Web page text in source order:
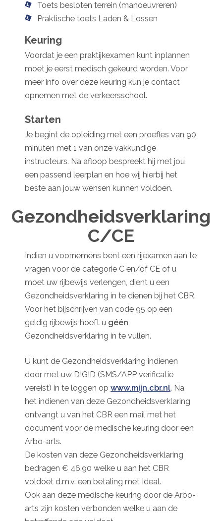
Toets besloten terrein (manoeuvreren)
Praktische toets Laden & Lossen
Keuring
Voordat je een praktijkexamen kunt inplannen
moet je eerst medisch gekeurd worden. Voor
meer info over deze keuring kun je contact
opnemen met de verkeersschool.
Starten
Je begint de opleiding met een proefles van 90
minuten met 1 van onze vakkundige
instructeurs. Na afloop bespreekt hij met jou
een passend leerplan en hoe wij hierbij het
beste aan jouw wensen kunnen voldoen.
Gezondheidsverklaring
C/CE
Indien u voornemens bent een rijexamen aan te
vragen voor de categorie C en/of CE of u
moet uw rijbewijs verlengen, dient u een
Gezondheidsverklaring in te dienen bij het CBR.
Voor het bijschrijven van code 95 op een
geldig rijbewijs hoeft u géén
Gezondheidsverklaring in te vullen.
U kunt de Gezondheidsverklaring indienen
door met uw DIGID (SMS/APP verificatie
vereist) in te loggen opwww.mijn.cbr.nl. Na
het indienen van deze Gezondheidsverklaring
ontvangt u van het CBR een mail met het
document voor de medische keuring door een
Arbo-arts.
De kosten van deze Gezondheidsverklaring
bedragen € 46,90 welke u aan het CBR
voldoet d.m.v. een betaling met Ideal.
Ook aan deze medische keuring door de Arbo-
arts zijn kosten verbonden welke u aan de